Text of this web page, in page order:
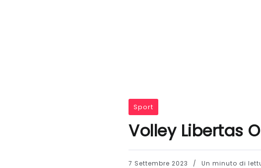
Sport
Volley Libertas
7 Settembre 2023 Un minuto di